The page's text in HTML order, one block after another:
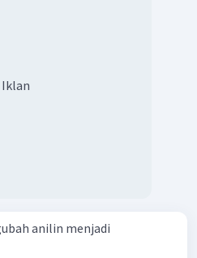
Iklan
anilin menjadi